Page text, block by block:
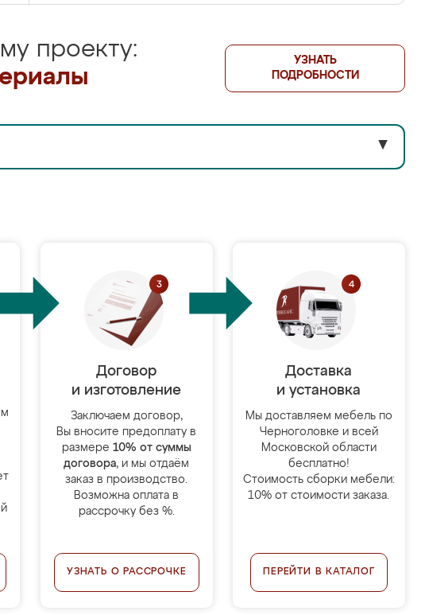
проекту:
УЗНАТЬ
ПОДРОБНОСТИ
▼
Договор
и изготовление
Заключаем договор,
Вы вносите предоплату в
размере 10% от суммы
договора, и мы отдаём
заказ в производство.
Возможна оплата в
рассрочку без %.
УЗНАТЬ О РАССРОЧКЕ
Доставка
и установка
Мы доставляем мебель по
Черноголовке и всей
Московской области
бесплатно!
Стоимость сборки мебели:
10% от стоимости заказа.
ПЕРЕЙТИ В КАТАЛОГ